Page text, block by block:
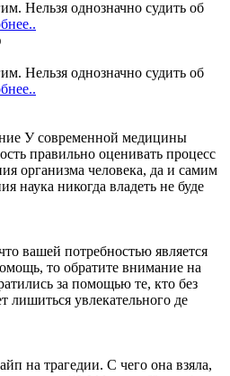
Нельзя однозначно судить об
Нельзя однозначно судить об
У современной медицины
правильно оценивать процесс
организма человека, да и самим
наука никогда владеть не буде
вашей потребностью является
то обратите внимание на
за помощью те, кто без
лишиться увлекательного де
на трагедии. С чего она взяла,